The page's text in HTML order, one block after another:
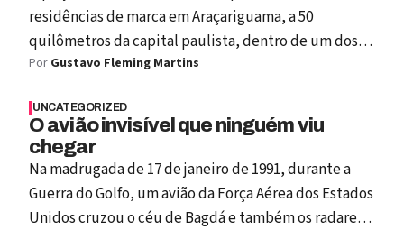
residências de marca em Araçariguama, a 50
quilômetros da capital paulista, dentro de um dos
maiores master plans residenciais do estado.
Por Gustavo Fleming Martins
UNCATEGORIZED
O avião invisível que ninguém viu
chegar
Na madrugada de 17 de janeiro de 1991, durante a
Guerra do Golfo, um avião da Força Aérea dos Estados
Unidos cruzou o céu de Bagdá e também os radares